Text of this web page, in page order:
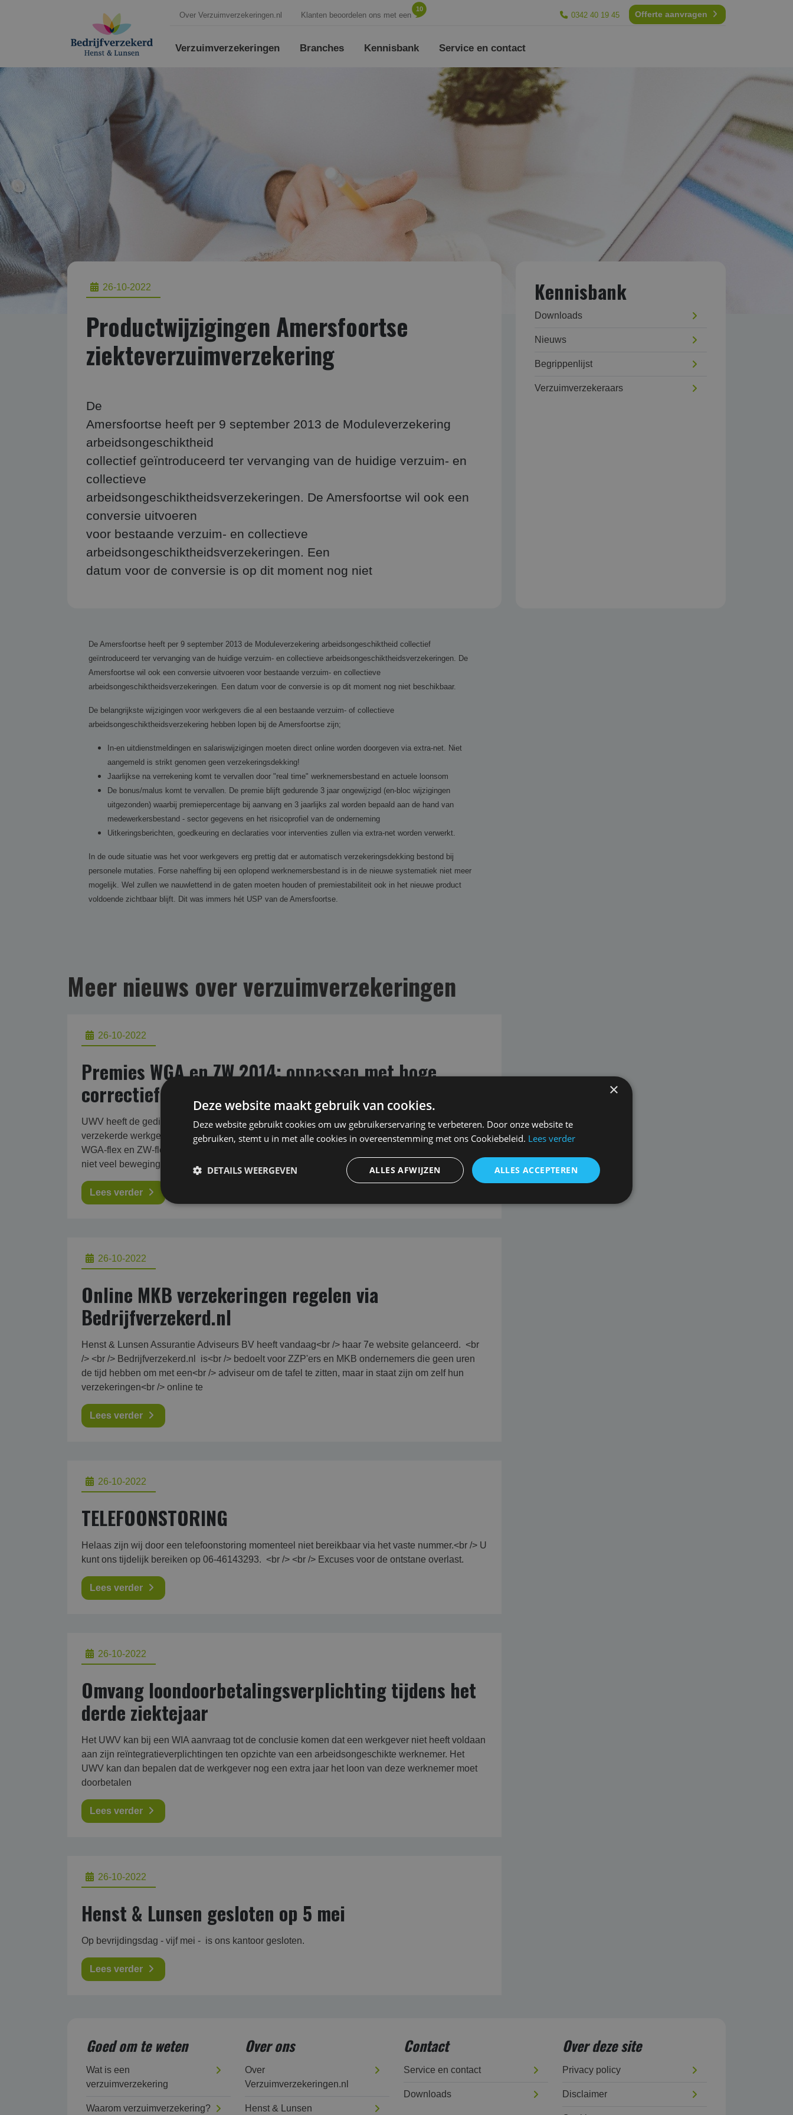
Over Verzuimverzekeringen.nl Klanten beoordelen ons met een
10
0342 40 19 45 Offerte aanvragen
Verzuim­verzekeringen Branches Kennisbank Service en contact
26-10-2022
Productwijzigingen Amersfoortse
ziekteverzuimverzekering
De
Amersfoortse heeft per 9 september 2013 de Moduleverzekering
arbeidsongeschiktheid
collectief geïntroduceerd ter vervanging van de huidige verzuim- en
collectieve
arbeidsongeschiktheidsverzekeringen. De Amersfoortse wil ook een
conversie uitvoeren
voor bestaande verzuim- en collectieve
arbeidsongeschiktheidsverzekeringen. Een
datum voor de conversie is op dit moment nog niet
Kennisbank
Downloads
Nieuws
Begrippenlijst
Verzuim­verzekeraars
De Amersfoortse heeft per 9 september 2013 de Moduleverzekering arbeidsongeschiktheid collectief
geïntroduceerd ter vervanging van de huidige verzuim- en collectieve arbeidsongeschiktheidsverzekeringen. De
Amersfoortse wil ook een conversie uitvoeren voor bestaande verzuim- en collectieve
arbeidsongeschiktheidsverzekeringen. Een datum voor de conversie is op dit moment nog niet beschikbaar.
De belangrijkste wijzigingen voor werkgevers die al een bestaande verzuim- of collectieve
arbeidsongeschiktheidsverzekering hebben lopen bij de Amersfoortse zijn;
In-en uitdienstmeldingen en salariswijzigingen moeten direct online worden doorgeven via extra-net. Niet
aangemeld is strikt genomen geen verzekeringsdekking!
Jaarlijkse na verrekening komt te vervallen door "real time" werknemersbestand en actuele loonsom
De bonus/malus komt te vervallen. De premie blijft gedurende 3 jaar ongewijzigd (en-bloc wijzigingen
uitgezonden) waarbij premiepercentage bij aanvang en 3 jaarlijks zal worden bepaald aan de hand van
medewerkersbestand - sector gegevens en het risicoprofiel van de onderneming
Uitkeringsberichten, goedkeuring en declaraties voor interventies zullen via extra-net worden verwerkt.
In de oude situatie was het voor werkgevers erg prettig dat er automatisch verzekeringsdekking bestond bij
personele mutaties. Forse naheffing bij een oplopend werknemersbestand is in de nieuwe systematiek niet meer
mogelijk. Wel zullen we nauwlettend in de gaten moeten houden of premiestabiliteit ook in het nieuwe product
voldoende zichtbaar blijft. Dit was immers hét USP van de Amersfoortse.
Meer nieuws over verzuim­verzekering­en
26-10-2022
Premies WGA en ZW 2014: oppassen met hoge
correctiefactor
UWV heeft de gedifferentieerde premies WGA en ZW bekendgemaakt.<br /> De meeste publiek
verzekerde werkgevers gaan lagere premies betalen.<br /> Door hoge correctiefactoren bij de
WGA-flex en ZW-flex kunnen opslagen echter fors uitvallen.<br /> In eigenrisicodragen WGA zit
niet veel beweging, bij de ZW is eigenrisicodragen nog marginaal.
Lees verder
26-10-2022
Online MKB verzekeringen regelen via
Bedrijfverzekerd.nl
Henst & Lunsen Assurantie Adviseurs BV heeft vandaag<br /> haar 7e website gelanceerd. <br
/> <br /> Bedrijfverzekerd.nl is<br /> bedoelt voor ZZP'ers en MKB ondernemers die geen uren
de tijd hebben om met een<br /> adviseur om de tafel te zitten, maar in staat zijn om zelf hun
verzekeringen<br /> online te
Lees verder
26-10-2022
TELEFOONSTORING
Helaas zijn wij door een telefoonstoring momenteel niet bereikbaar via het vaste nummer.<br /> U
kunt ons tijdelijk bereiken op 06-46143293. <br /> <br /> Excuses voor de ontstane overlast.
Lees verder
26-10-2022
Omvang loondoorbetalingsverplichting tijdens het
derde ziektejaar
Het UWV kan bij een WIA aanvraag tot de conclusie komen dat een werkgever niet heeft voldaan
aan zijn reïntegratieverplichtingen ten opzichte van een arbeidsongeschikte werknemer. Het
UWV kan dan bepalen dat de werkgever nog een extra jaar het loon van deze werknemer moet
doorbetalen
Lees verder
26-10-2022
Henst & Lunsen gesloten op 5 mei
Op bevrijdingsdag - vijf mei - is ons kantoor gesloten.
Lees verder
Goed om te weten
Wat is een
verzuimverzekering
Waarom verzuimverzekering?
Over ons
Over
Verzuimverzekeringen.nl
Henst & Lunsen
Contact
Service en contact
Downloads
Over deze site
Privacy policy
Disclaimer
×
Deze website maakt gebruik van cookies.
Deze website gebruikt cookies om uw gebruikerservaring te verbeteren. Door onze website te
gebruiken, stemt u in met alle cookies in overeenstemming met ons Cookiebeleid. Lees verder
ALLES ACCEPTEREN
ALLES AFWIJZEN
DETAILS WEERGEVEN